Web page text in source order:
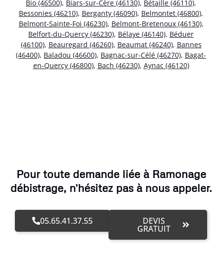
Bio (46500), Biars-sur-Cère (46130), Bétaille (46110),
Bessonies (46210), Berganty (46090), Belmontet (46800),
Belmont-Sainte-Foi (46230), Belmont-Bretenoux (46130),
Belfort-du-Quercy (46230), Bélaye (46140), Béduer
(46100), Beauregard (46260), Beaumat (46240), Bannes
(46400), Baladou (46600), Bagnac-sur-Célé (46270), Bagat-
en-Quercy (46800), Bach (46230), Aynac (46120)
Pour toute demande liée à Ramonage
débistrage, n'hésitez pas à nous appeler.
05.65.41.37.55 DEVIS
GRATUIT